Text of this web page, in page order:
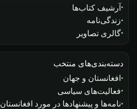
آرشیف کتاب‌ها
زندگی‌نامه
گالری تصاویر
دسته‌بندی‌های منتخب
افغانستان و جهان
فعالیت‌های سیاسی
نامه‌ها و پیشنهادها در مورد افغانستان